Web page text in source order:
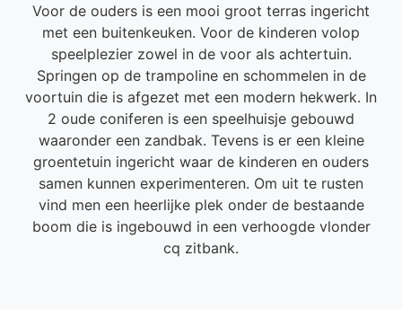
Voor de ouders is een mooi groot terras ingericht
met een buitenkeuken. Voor de kinderen volop
speelplezier zowel in de voor als achtertuin.
Springen op de trampoline en schommelen in de
voortuin die is afgezet met een modern hekwerk. In
2 oude coniferen is een speelhuisje gebouwd
waaronder een zandbak. Tevens is er een kleine
groentetuin ingericht waar de kinderen en ouders
samen kunnen experimenteren. Om uit te rusten
vind men een heerlijke plek onder de bestaande
boom die is ingebouwd in een verhoogde vlonder
cq zitbank.